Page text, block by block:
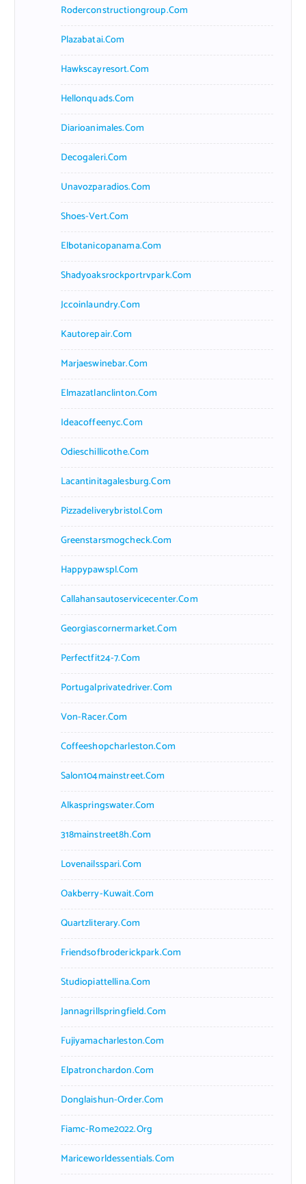
Roderconstructiongroup.com
Plazabatai.com
Hawkscayresort.com
Hellonquads.com
Diarioanimales.com
Decogaleri.com
Unavozparadios.com
Shoes-Vert.com
Elbotanicopanama.com
Shadyoaksrockportrvpark.com
Jccoinlaundry.com
Kautorepair.com
Marjaeswinebar.com
Elmazatlanclinton.com
Ideacoffeenyc.com
Odieschillicothe.com
Lacantinitagalesburg.com
Pizzadeliverybristol.com
Greenstarsmogcheck.com
Happypawspl.com
Callahansautoservicecenter.com
Georgiascornermarket.com
Perfectfit24-7.com
Portugalprivatedriver.com
Von-Racer.com
Coffeeshopcharleston.com
Salon104mainstreet.com
Alkaspringswater.com
318mainstreet8h.com
Lovenailsspari.com
Oakberry-Kuwait.com
Quartzliterary.com
Friendsofbroderickpark.com
Studiopiattellina.com
Jannagrillspringfield.com
Fujiyamacharleston.com
Elpatronchardon.com
Donglaishun-Order.com
Fiamc-Rome2022.org
Mariceworldessentials.com